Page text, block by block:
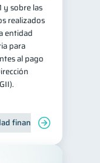
y sobre las
realizados
entidad
para
al pago
financiera